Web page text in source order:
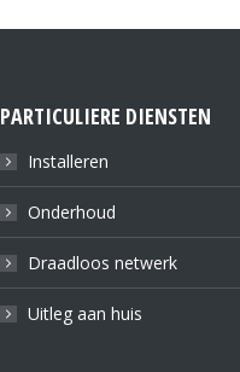
PARTICULIERE DIENSTEN
Installeren
Onderhoud
Draadloos netwerk
Uitleg aan huis